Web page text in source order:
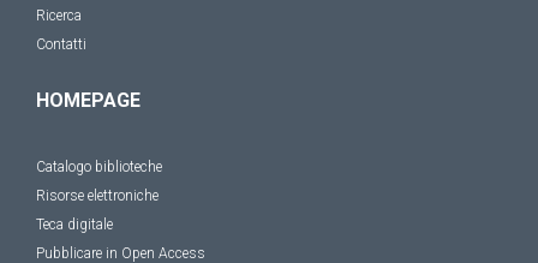
Ricerca
Contatti
HOMEPAGE
Catalogo biblioteche
Risorse elettroniche
Teca digitale
Pubblicare in Open Access